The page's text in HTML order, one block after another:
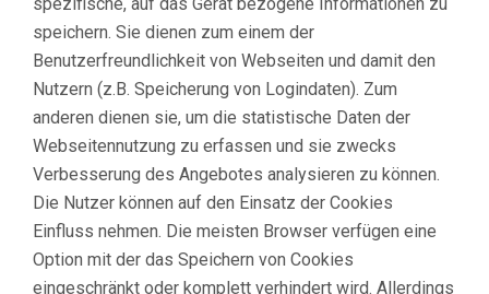
speichern. Sie dienen zum einem der
Benutzerfreundlichkeit von Webseiten und damit den
Nutzern (z.B. Speicherung von Logindaten). Zum
anderen dienen sie, um die statistische Daten der
Webseitennutzung zu erfassen und sie zwecks
Verbesserung des Angebotes analysieren zu können.
Die Nutzer können auf den Einsatz der Cookies
Einfluss nehmen. Die meisten Browser verfügen eine
Option mit der das Speichern von Cookies
eingeschränkt oder komplett verhindert wird. Allerdings